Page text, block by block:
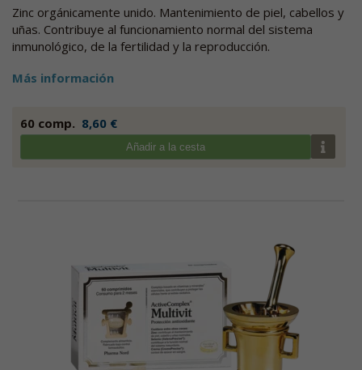
Zinc orgánicamente unido. Mantenimiento de piel, cabellos y
uñas. Contribuye al funcionamiento normal del sistema
inmunológico, de la fertilidad y la reproducción.
Más información
60 comp. 8,60 €
Añadir a la cesta